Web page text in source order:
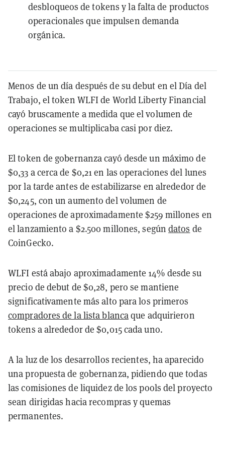
desbloqueos de tokens y la falta de productos
operacionales que impulsen demanda
orgánica.
Menos de un día después de su debut en el Día del
Trabajo, el token WLFI de World Liberty Financial
cayó bruscamente a medida que el volumen de
operaciones se multiplicaba casi por diez.
El token de gobernanza cayó desde un máximo de
$0,33 a cerca de $0,21 en las operaciones del lunes
por la tarde antes de estabilizarse en alrededor de
$0,245, con un aumento del volumen de
operaciones de aproximadamente $259 millones en
el lanzamiento a $2.500 millones, segúndatos de
CoinGecko.
WLFI está abajo aproximadamente 14% desde su
precio de debut de $0,28, pero se mantiene
significativamente más alto para los primeros
compradores de la lista blancaque adquirieron
tokens a alrededor de $0,015 cada uno.
A la luz de los desarrollos recientes, ha aparecido
una propuesta de gobernanza, pidiendo que todas
las comisiones de liquidez de los pools del proyecto
sean dirigidas hacia recompras y quemas
permanentes.